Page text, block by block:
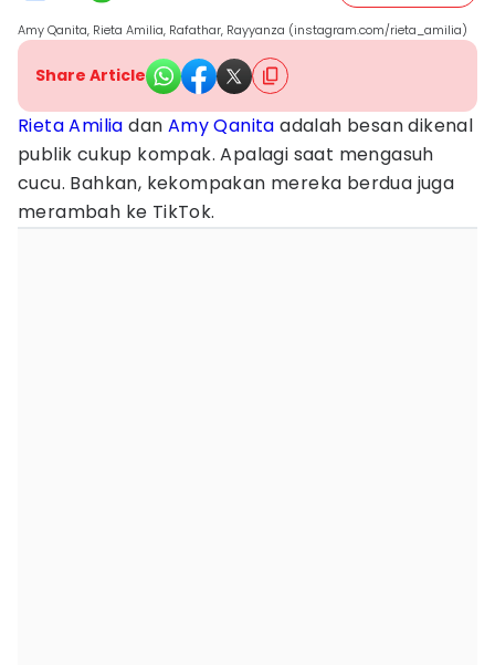
Amy Qanita, Rieta Amilia, Rafathar, Rayyanza (instagram.com/rieta_amilia)
Share Article
Rieta Amilia dan Amy Qanita adalah besan dikenal
publik cukup kompak. Apalagi saat mengasuh
cucu. Bahkan, kekompakan mereka berdua juga
merambah ke TikTok.